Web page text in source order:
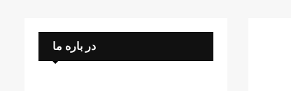
در باره ما